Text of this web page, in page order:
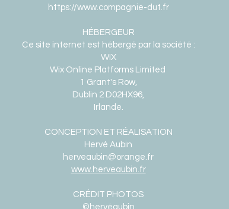
https://www.compagnie-dut.fr
HÉBERGEUR
Ce site internet est hébergé par la société :
WIX
Wix Online Platforms Limited
1 Grant's Row,
Dublin 2 D02HX96,
Irlande.
CONCEPTION ET RÉALISATION
Hervé Aubin
herveaubin@orange.fr
www.herveaubin.fr
CRÉDIT PHOTOS
©hervéaubin